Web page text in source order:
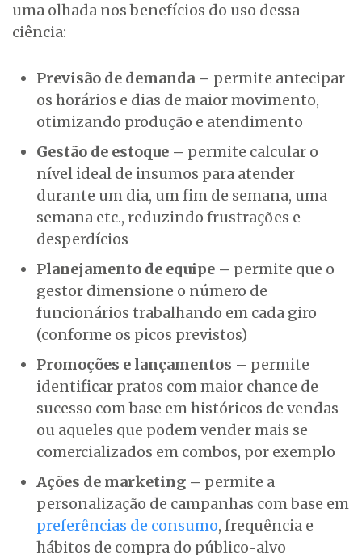
uma olhada nos benefícios do uso dessa
ciência:
Previsão de demanda – permite antecipar
os horários e dias de maior movimento,
otimizando produção e atendimento
Gestão de estoque – permite calcular o
nível ideal de insumos para atender
durante um dia, um fim de semana, uma
semana etc., reduzindo frustrações e
desperdícios
Planejamento de equipe – permite que o
gestor dimensione o número de
funcionários trabalhando em cada giro
(conforme os picos previstos)
Promoções e lançamentos – permite
identificar pratos com maior chance de
sucesso com base em históricos de vendas
ou aqueles que podem vender mais se
comercializados em combos, por exemplo
Ações de marketing – permite a
personalização de campanhas com base em
preferências de consumo, frequência e
hábitos de compra do público-alvo